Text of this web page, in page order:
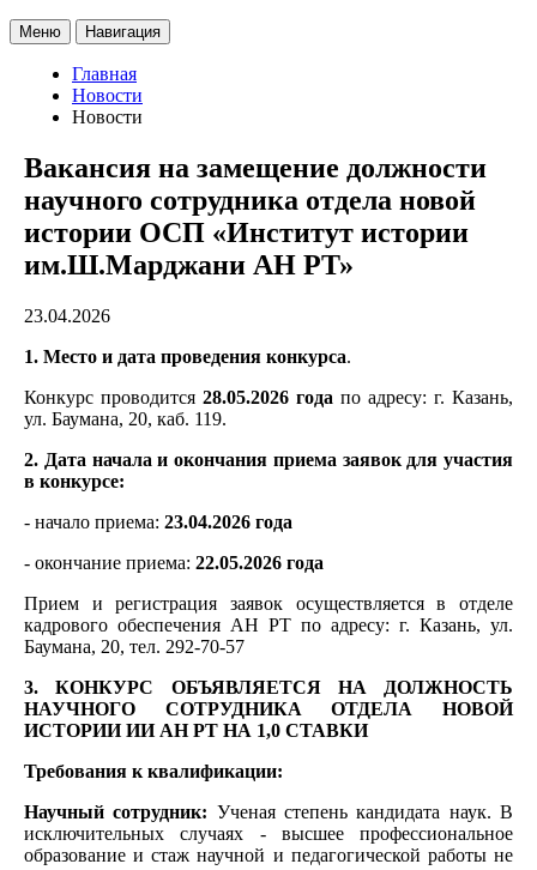
Меню Навигация
Главная
Новости
Новости
Вакансия на замещение должности
научного сотрудника отдела новой
истории ОСП «Институт истории
им.Ш.Марджани АН РТ»
23.04.2026
1. Место и дата проведения конкурса.
Конкурс проводится 28.05.2026 года по адресу: г. Казань,
ул. Баумана, 20, каб. 119.
2. Дата начала и окончания приема заявок для участия
в конкурсе:
- начало приема: 23.04.2026 года
- окончание приема: 22.05.2026 года
Прием и регистрация заявок осуществляется в отделе
кадрового обеспечения АН РТ по адресу: г. Казань, ул.
Баумана, 20, тел. 292-70-57
3. КОНКУРС ОБЪЯВЛЯЕТСЯ НА ДОЛЖНОСТЬ
НАУЧНОГО СОТРУДНИКА ОТДЕЛА НОВОЙ
ИСТОРИИ ИИ АН РТ НА 1,0 СТАВКИ
Требования к квалификации:
Научный сотрудник: Ученая степень кандидата наук. В
исключительных случаях - высшее профессиональное
образование и стаж научной и педагогической работы не